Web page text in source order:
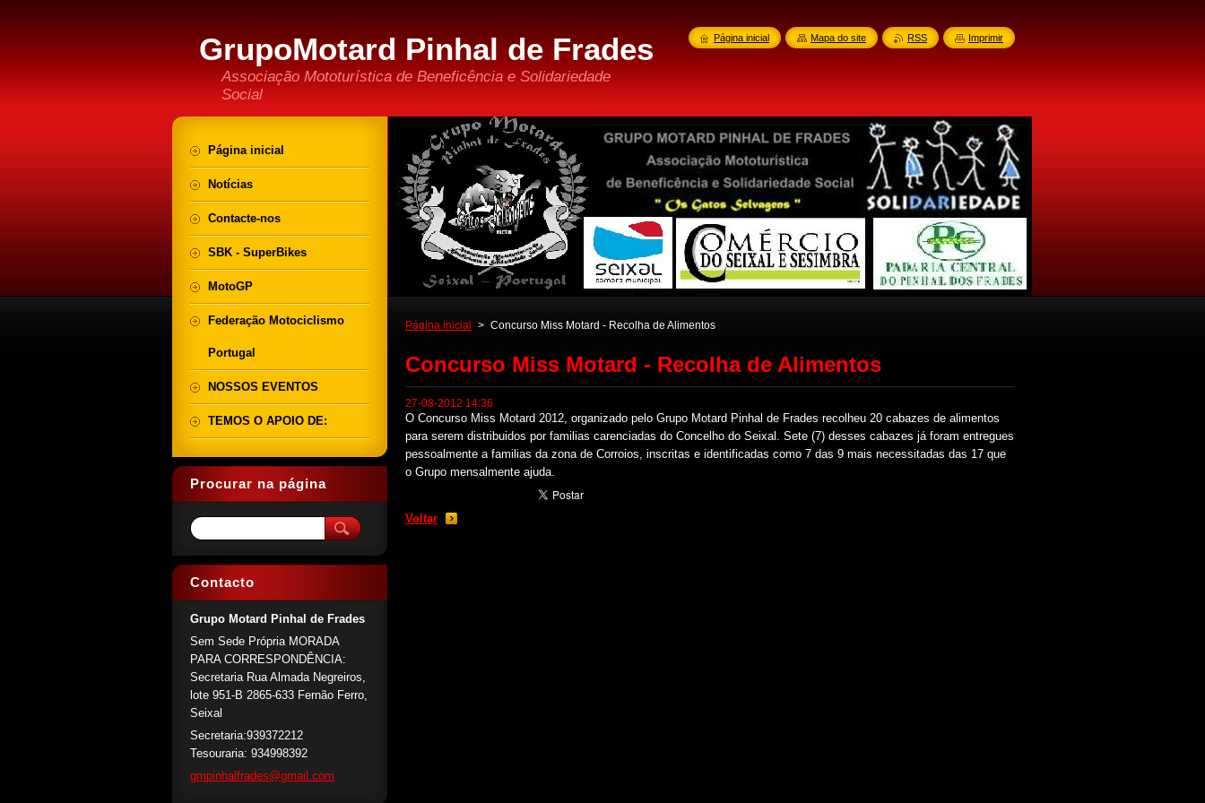
GrupoMotard Pinhal de Frades
Associação Mototurística de Beneficência e Solidariedade
Social
Página inicial > Concurso Miss Motard - Recolha de Alimentos
Concurso Miss Motard - Recolha de Alimentos
27-08-2012 14:36
O Concurso Miss Motard 2012, organizado pelo Grupo Motard Pinhal de Frades recolheu 20 cabazes de alimentos
para serem distribuidos por familias carenciadas do Concelho do Seixal. Sete (7) desses cabazes já foram entregues
pessoalmente a familias da zona de Corroios, inscritas e identificadas como 7 das 9 mais necessitadas das 17 que
o Grupo mensalmente ajuda.
Voltar
Página inicial
Notícias
Contacte-nos
SBK - SuperBikes
MotoGP
Federação Motociclismo
Portugal
NOSSOS EVENTOS
TEMOS O APOIO DE:
Procurar na página
Contacto
Grupo Motard Pinhal de Frades
Sem Sede Própria MORADA
PARA CORRESPONDÊNCIA:
Secretaria Rua Almada Negreiros,
lote 951-B 2865-633 Fernão Ferro,
Seixal
Secretaria:939372212
Tesouraria: 934998392
gmpinhalfrades@gmail.com
Página inicial Mapa do site RSS Imprimir